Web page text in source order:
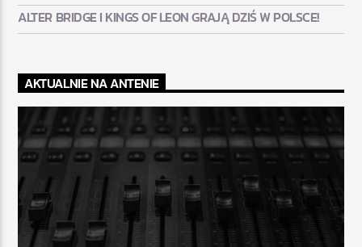
ALTER BRIDGE I KINGS OF LEON GRAJĄ DZIŚ W POLSCE!
AKTUALNIE NA ANTENIE